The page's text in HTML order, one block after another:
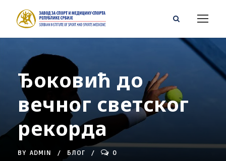
Ђоковић до
вечног светског
рекорда
BY ADMIN БЛОГ 0